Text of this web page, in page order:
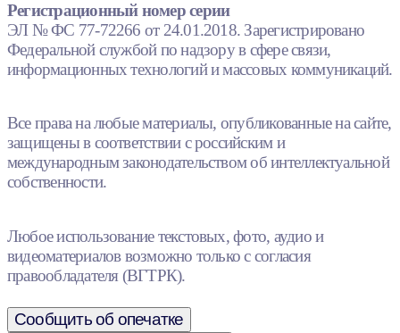
Регистрационный номер серии
ЭЛ № ФС 77-72266 от 24.01.2018. Зарегистрировано
Федеральной службой по надзору в сфере связи,
информационных технологий и массовых коммуникаций.
Все права на любые материалы, опубликованные на сайте,
защищены в соответствии с российским и
международным законодательством об интеллектуальной
собственности.
Любое использование текстовых, фото, аудио и
видеоматериалов возможно только с согласия
правообладателя (ВГТРК).
Сообщить об опечатке